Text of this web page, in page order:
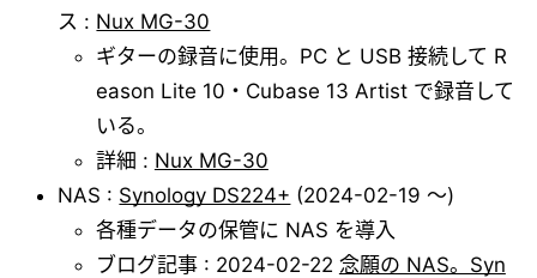
ス : Nux MG-30
ギターの録音に使用。PC と USB 接続して R
eason Lite 10・Cubase 13 Artist で録音して
いる。
詳細 : Nux MG-30
NAS : Synology DS224+ (2024-02-19 ～)
各種データの保管に NAS を導入
ブログ記事 : 2024-02-22 念願の NAS。Syn